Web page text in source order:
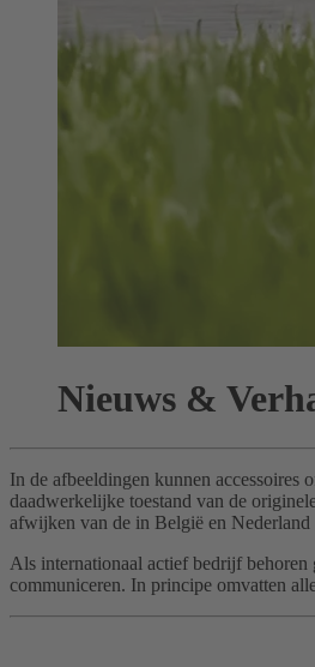
Nieuws &
In de afbeeldingen kunnen accessoires
daadwerkelijke toestand van de
afwijken van de in België en Nederland
Als internationaal actief bedrijf
communiceren. In principe omvatten